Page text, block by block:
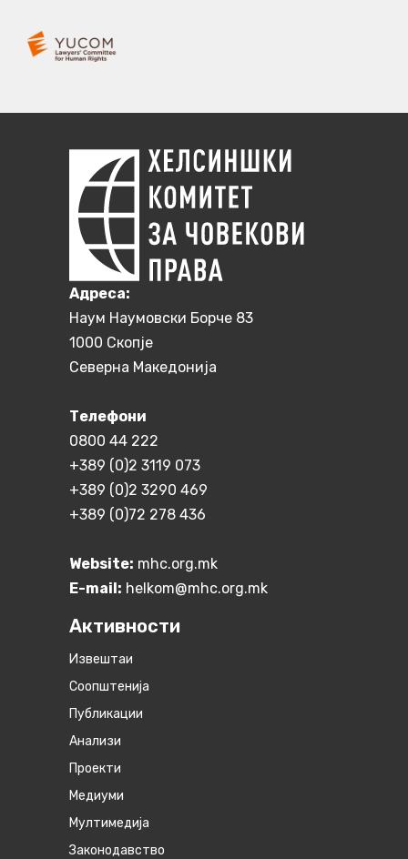
Aдреса:
Наум Наумовски Борче 83
1000 Скопје
Северна Македонија
Телефони
0800 44 222
+389 (0)2 3119 073
+389 (0)2 3290 469
+389 (0)72 278 436
Website: mhc.org.mk
E-mail: helkom@mhc.org.mk
Активности
Извештаи
Соопштенија
Публикации
Анализи
Проекти
Медиуми
Мултимедија
Законодавство